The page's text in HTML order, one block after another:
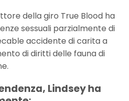
della giro True Blood ha
sessuali parzialmente di
accidente di carita a
di diritti delle fauna di
Lindsey ha